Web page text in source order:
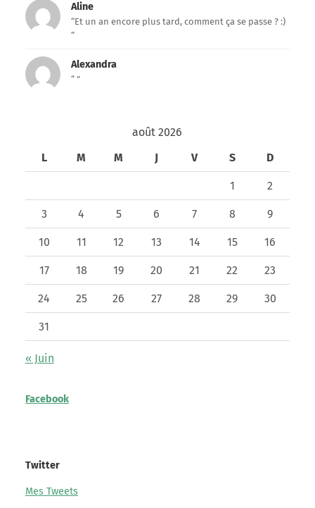
Aline
“Et un an encore plus tard, comment ça se passe ? :)
”
Alexandra
“ ”
août 2026
L
M M J V S D
1 2
3 4 5 6 7 8 9
10 11 12 13 14 15 16
17 18 19 20 21 22 23
24 25 26 27 28 29 30
31
« Juin
Facebook
Twitter
Mes Tweets